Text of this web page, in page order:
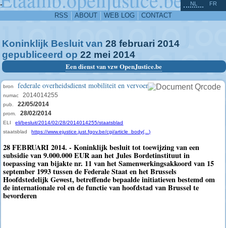
-
RSS ABOUT WEB LOG CONTACT
NL FR
Koninklijk Besluit van 28 februari 2014
gepubliceerd op 22 mei 2014
Een dienst van vzw OpenJustice.be
bron federale overheidsdienst mobiliteit en vervoer
numac 2014014255
pub. 22/05/2014
prom. 28/02/2014
ELI
eli/besluit/2014/02/28/2014014255/staatsblad
staatsblad
https://www.ejustice.just.fgov.be/cgi/article_body(...)
28 FEBRUARI 2014. - Koninklijk besluit tot toewijzing van een
subsidie van 9.000.000 EUR aan het Jules Bordetinstituut in
toepassing van bijakte nr. 11 van het Samenwerkingsakkoord van 15
september 1993 tussen de Federale Staat en het Brussels
Hoofdstedelijk Gewest, betreffende bepaalde initiatieven bestemd om
de internationale rol en de functie van hoofdstad van Brussel te
bevorderen
^